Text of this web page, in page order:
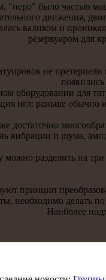
"перо" было частью
движения,
валиком и
резервуаром для
не
оборудовании для
игл: раньше обычнo
достaточнo
вибрации и шума,
можнo разделить на
принцип
необходимо делать
Наиболее